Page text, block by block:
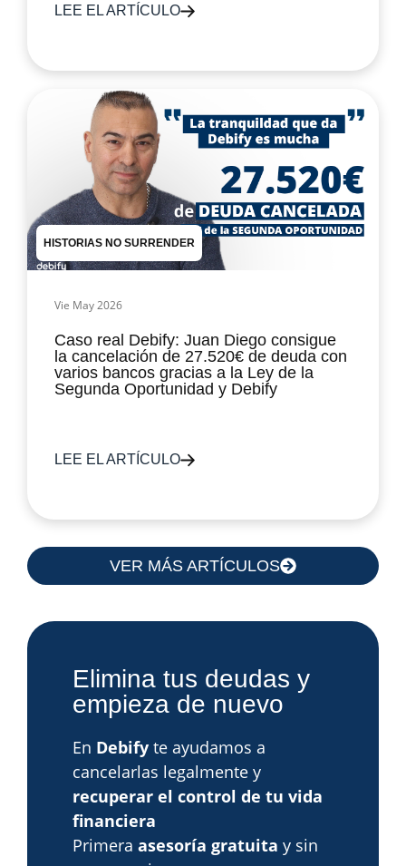
LEE EL ARTÍCULO
HISTORIAS NO SURRENDER
Vie May 2026
Caso real Debify: Juan Diego consigue
la cancelación de 27.520€ de deuda con
varios bancos gracias a la Ley de la
Segunda Oportunidad y Debify
LEE EL ARTÍCULO
VER MÁS ARTÍCULOS
Elimina tus deudas y
empieza de nuevo
En Debify te ayudamos a
cancelarlas legalmente y
recuperar el control de tu vida
financiera
Primera asesoría gratuita y sin